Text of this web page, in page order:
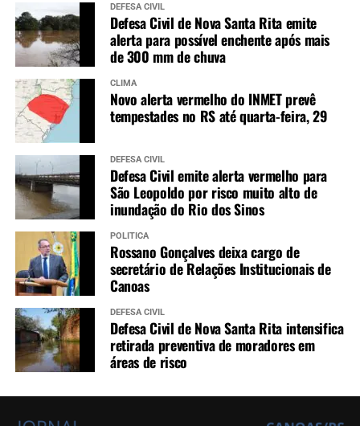
DEFESA CIVIL
Defesa Civil de Nova Santa Rita emite
alerta para possível enchente após mais
de 300 mm de chuva
CLIMA
Novo alerta vermelho do INMET prevê
tempestades no RS até quarta-feira, 29
DEFESA CIVIL
Defesa Civil emite alerta vermelho para
São Leopoldo por risco muito alto de
inundação do Rio dos Sinos
POLÍTICA
Rossano Gonçalves deixa cargo de
secretário de Relações Institucionais de
Canoas
DEFESA CIVIL
Defesa Civil de Nova Santa Rita intensifica
retirada preventiva de moradores em
áreas de risco